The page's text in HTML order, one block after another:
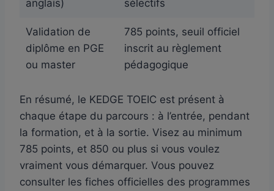
anglais)
sélectifs
Validation de
diplôme en PGE
ou master
785 points, seuil officiel
inscrit au règlement
pédagogique
En résumé, le KEDGE TOEIC est présent à
chaque étape du parcours : à l’entrée, pendant
la formation, et à la sortie. Visez au minimum
785 points, et 850 ou plus si vous voulez
vraiment vous démarquer. Vous pouvez
consulter les fiches officielles des programmes